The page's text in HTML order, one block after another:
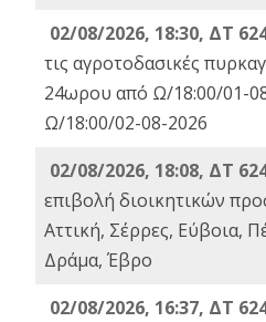
02/08/2026, 18:30, ΔΤ
τις αγροτοδασικές
24ωρου από Ω/18:00/01-
Ω/18:00/02-08-2026
02/08/2026, 18:08, ΔΤ
επιβολή διοικητικών
Αττική, Σέρρες, Εύβοια,
Δράμα, Έβρο
02/08/2026, 16:37, ΔΤ